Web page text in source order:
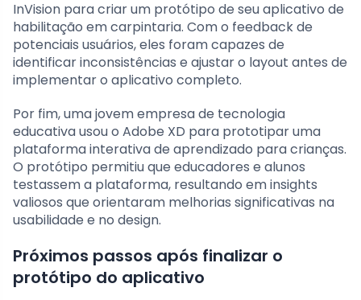
InVision para criar um protótipo de seu aplicativo de
habilitação em carpintaria. Com o feedback de
potenciais usuários, eles foram capazes de
identificar inconsistências e ajustar o layout antes de
implementar o aplicativo completo.
Por fim, uma jovem empresa de tecnologia
educativa usou o Adobe XD para prototipar uma
plataforma interativa de aprendizado para crianças.
O protótipo permitiu que educadores e alunos
testassem a plataforma, resultando em insights
valiosos que orientaram melhorias significativas na
usabilidade e no design.
Próximos passos após finalizar o
protótipo do aplicativo